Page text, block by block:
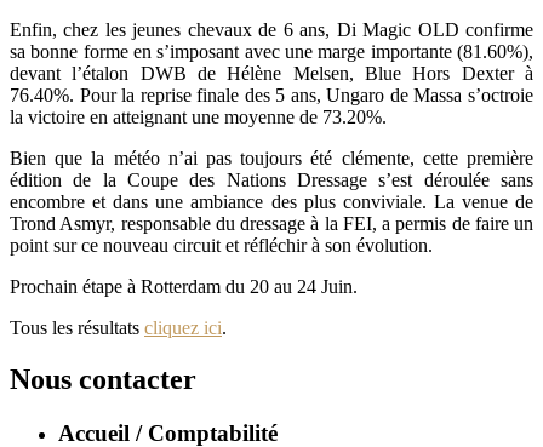
Enfin, chez les jeunes chevaux de 6 ans, Di Magic OLD confirme
sa bonne forme en s’imposant avec une marge importante (81.60%),
devant l’étalon DWB de Hélène Melsen, Blue Hors Dexter à
76.40%. Pour la reprise finale des 5 ans, Ungaro de Massa s’octroie
la victoire en atteignant une moyenne de 73.20%.
Bien que la météo n’ai pas toujours été clémente, cette première
édition de la Coupe des Nations Dressage s’est déroulée sans
encombre et dans une ambiance des plus conviviale. La venue de
Trond Asmyr, responsable du dressage à la FEI, a permis de faire un
point sur ce nouveau circuit et réfléchir à son évolution.
Prochain étape à Rotterdam du 20 au 24 Juin.
Tous les résultats cliquez ici.
Nous contacter
Accueil / Comptabilité